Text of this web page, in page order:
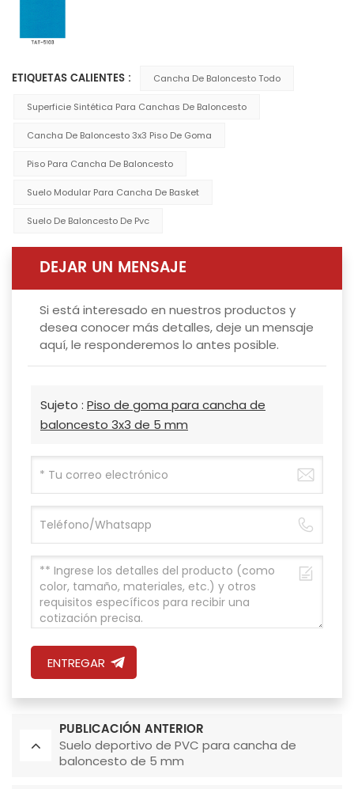
ETIQUETAS CALIENTES : Cancha De Baloncesto Todo
Superficie Sintética Para Canchas De Baloncesto
Cancha De Baloncesto 3x3 Piso De Goma
Piso Para Cancha De Baloncesto
Suelo Modular Para Cancha De Basket
Suelo De Baloncesto De Pvc
DEJAR UN MENSAJE
Si está interesado en nuestros productos y
desea conocer más detalles, deje un mensaje
aquí, le responderemos lo antes posible.
Sujeto : Piso de goma para cancha de
baloncesto 3x3 de 5 mm
ENTREGAR
PUBLICACIÓN ANTERIOR
Suelo deportivo de PVC para cancha de
baloncesto de 5 mm